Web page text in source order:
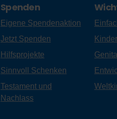
Spenden
Eigene Spendenaktion
Jetzt Spenden
Hilfsprojekte
Sinnvoll Schenken
Testament und
Nachlass